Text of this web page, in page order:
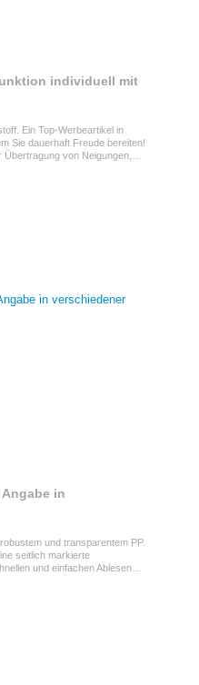
individuell mit
Ein Top-Werbeartikel in
Sie dauerhaft Freude bereiten!
von Neigungen,
in
und transparentem PP.
seitlich markierte
und einfachen Ablesen